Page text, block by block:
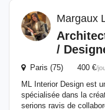
Margaux
/
Paris (75) 400 €/
ML Interior Design est
spécialisée dans la
serions ravis de